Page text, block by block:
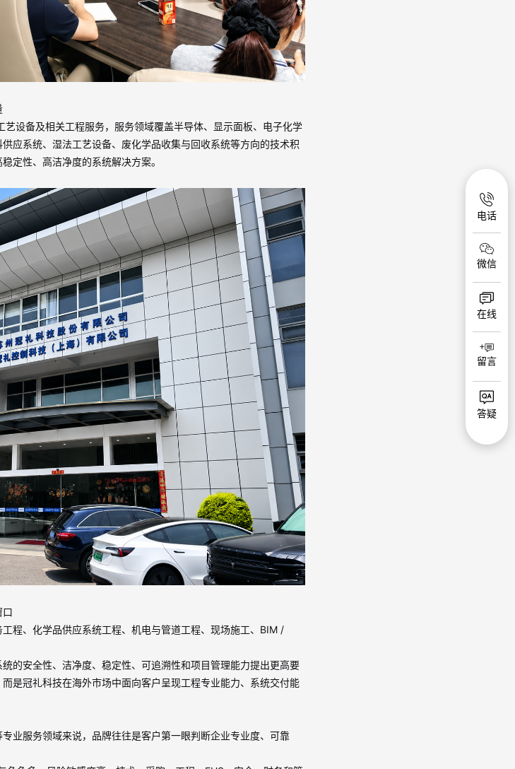
电话
微信
在线
留言
答疑
艺设备及相关工程服务，服务领域覆盖半导体、显示面板、电子化学
应系统、湿法工艺设备、废化学品收集与回收系统等方向的技术积
定性、高洁净度的系统解决方案。
口
程、化学品供应系统工程、机电与管道工程、现场施工、 BIM /
的安全性、洁净度、稳定性、可追溯性和项目管理能力提出更高要
是冠礼科技在海外市场中面向客户呈现工程专业能力、系统交付能
业服务领域来说，品牌往往是客户第一眼判断企业专业度、可靠